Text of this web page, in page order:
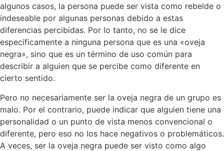
algunos casos, la persona puede ser vista como rebelde o
indeseable por algunas personas debido a estas
diferencias percibidas. Por lo tanto, no se le dice
específicamente a ninguna persona que es una «oveja
negra», sino que es un término de uso común para
describir a alguien que se percibe como diferente en
cierto sentido.
Pero no necesariamente ser la oveja negra de un grupo es
malo. Por el contrario, puede indicar que alguien tiene una
personalidad o un punto de vista menos convencional o
diferente, pero eso no los hace negativos o problemáticos.
A veces, ser la oveja negra puede ser visto como algo